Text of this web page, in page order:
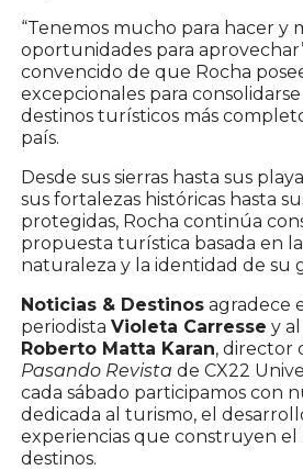
“Tenemos mucho para hacer y
oportunidades para
convencido de que Rocha
excepcionales para
destinos turísticos más
país.
Desde sus sierras hasta sus
sus fortalezas históricas hasta
protegidas, Rocha continúa
propuesta turística basada en
naturaleza y la identidad de su
Noticias & Destinos agradece
periodista Violeta Carresse y
Roberto Matta Karan, director
Pasando Revista de CX22
cada sábado participamos con
dedicada al turismo, el
experiencias que construyen
destinos.